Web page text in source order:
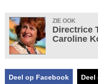
ZIE OOK
Directrice
Caroline
Deel op Facebook Deel